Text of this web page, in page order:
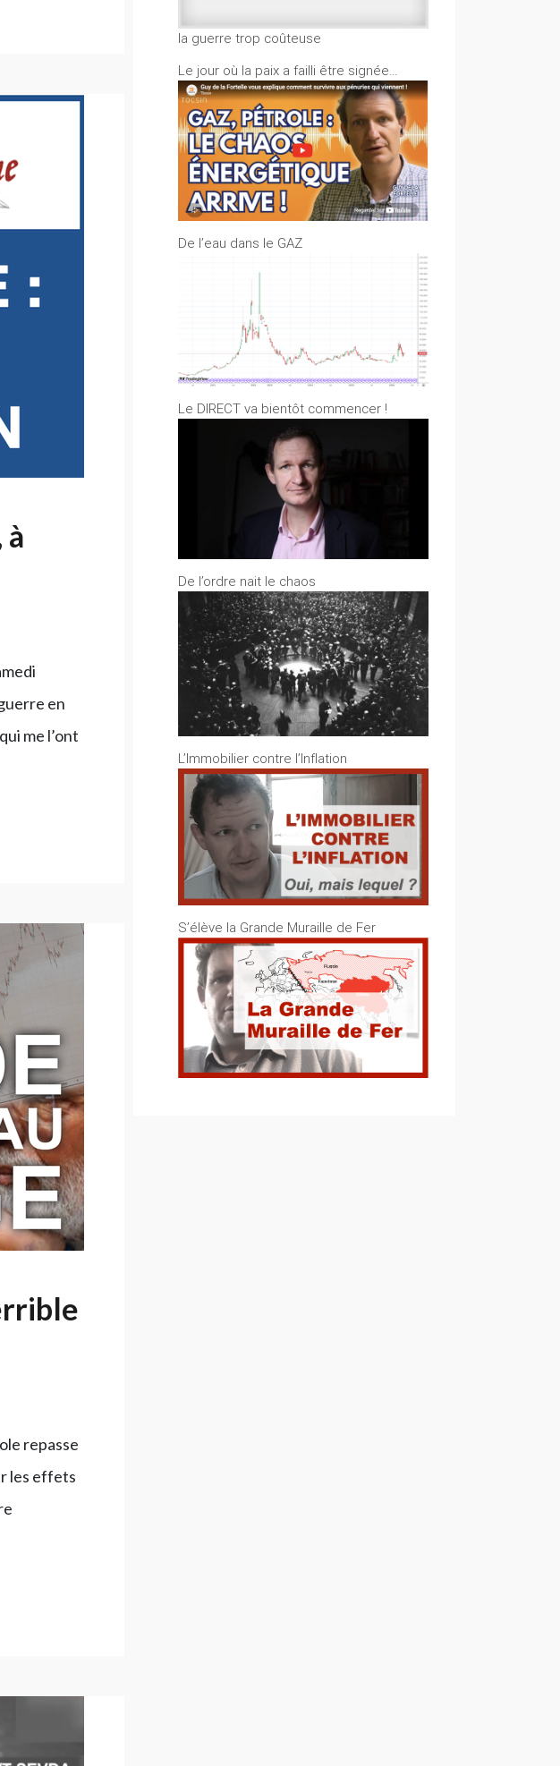
en
me l’ont
repasse
les effets
la guerre trop coûteuse
Le jour où la paix a failli être signée…
De l’eau dans le GAZ
Le DIRECT va bientôt commencer !
De l’ordre nait le chaos
L’Immobilier contre l’Inflation
S’élève la Grande Muraille de Fer